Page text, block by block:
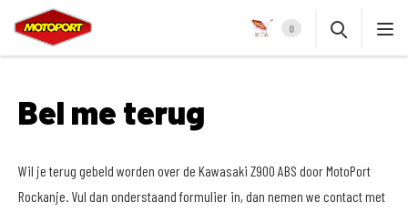
0
Bel me terug
Wil je terug gebeld worden over de Kawasaki Z900 ABS door MotoPort
Rockanje. Vul dan onderstaand formulier in, dan nemen we contact met